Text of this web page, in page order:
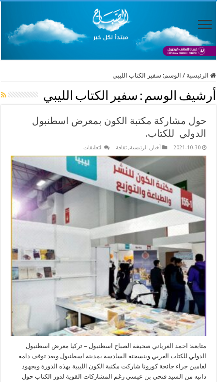
الرئيسية / الوسم: سفير الكتاب الليبي
أرشيف الوسم : سفير الكتاب الليبي
حول مشاركة مكتبة الكون بمعرض اسطنبول
الدولي للكتاب.
2021-10-30 أخبار , الرئيسية,ثقافة التعليقات
مشاركة
مكتبة
الكون
بمعرض
اسطنبول
الدولي
متابعة: احمد الغرياني صحيفة الصباح اسطنبول – تركيا معرض اسطنبول
الدولي للكتاب العربي وبنسخته السادسة بمدينة اسطنبول وبعد توقف دامه
لعامين جراء جائحة كورونا شاركت مكتبة الكون الليبية بهذه الدورة وبجهود
ذاتيه من السيد فتحي بن عيسي رغم المشاركات القوية لدور الكتاب حول